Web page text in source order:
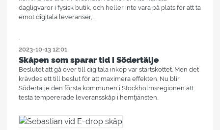
dagligvaror i fysisk butik, och heller inte vara på plats för att ta
emot digitala leveranser,...
2023-10-13 12:01
Skåpen som sparar tid i Södertälje
Beslutet att gå över till digitala inköp var startskottet. Men det
krävdes ett till beslut för att maximera effekten. Nu blir
Södertälje den första kommunen i Stockholmsregionen att
testa tempererade leveransskåp i hemtjänsten.